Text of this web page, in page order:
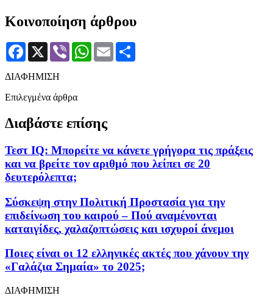
Κοινοποίηση άρθρου
Facebook
X Viber WhatsApp
Email
ΔΙΑΦΗΜΙΣΗ
Επιλεγμένα άρθρα
Διαβάστε επίσης
Τεστ IQ: Mπορείτε να κάνετε γρήγορα τις πράξεις
και να βρείτε τον αριθμό που λείπει σε 20
δευτερόλεπτα;
Σύσκεψη στην Πολιτική Προστασία για την
επιδείνωση του καιρού – Πού αναμένονται
καταιγίδες, χαλαζοπτώσεις και ισχυροί άνεμοι
Ποιες είναι οι 12 ελληνικές ακτές που χάνουν την
«Γαλάζια Σημαία» το 2025;
ΔΙΑΦΗΜΙΣΗ